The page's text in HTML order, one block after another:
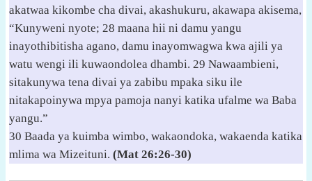
akatwaa kikombe cha divai, akashukuru, akawapa akisema,
“Kunyweni nyote; 28 maana hii ni damu yangu
inayothibitisha agano, damu inayomwagwa kwa ajili ya
watu wengi ili kuwaondolea dhambi. 29 Nawaambieni,
sitakunywa tena divai ya zabibu mpaka siku ile
nitakapoinywa mpya pamoja nanyi katika ufalme wa Baba
yangu.”
30 Baada ya kuimba wimbo, wakaondoka, wakaenda katika
mlima wa Mizeituni. (Mat 26:26-30)